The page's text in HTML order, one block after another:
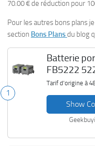
70.00 € de réduction pour
Pour les autres bons plans
section Bons Plansdu blog
1
Batterie
FB5222
Tarif d'origine à
Show